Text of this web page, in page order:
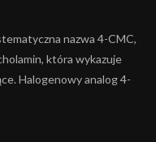
nazwa 4-CMC,
która wykazuje
Halogenowy analog 4-